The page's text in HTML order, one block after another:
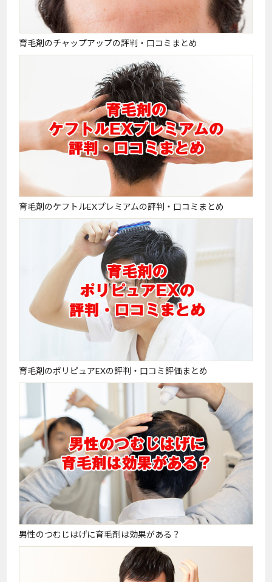
育毛剤のチャップアップの評判・口コミまとめ
育毛剤のケフトルEXプレミアムの評判・口コミまとめ
育毛剤のポリピュアEXの評判・口コミ評価まとめ
男性のつむじはげに育毛剤は効果がある？